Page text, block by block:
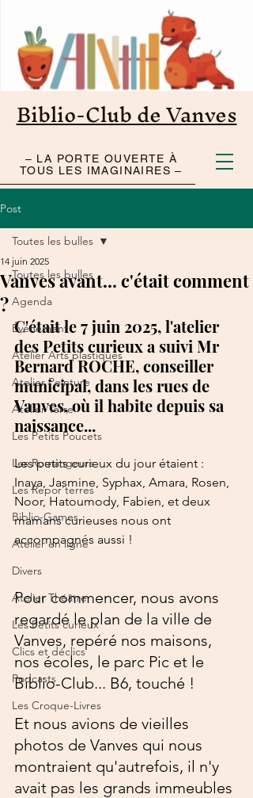
– LA PORTE OUVERTE À
TOUS LES IMAGINAIRES –
Biblio-Club de Vanves
Post
Toutes les bulles
Agenda
Événement
Atelier Arts plastiques
Atelier Peinture
Atelier Terre
Les Petits Poucets
Les Romangeurs
Les Repor'terres
Biblio-Games
Atelier en ligne
Divers
Atelier Théâtre
Les Petits curieux
Clics et déclics
Podcasts
Les Croque-Livres
Toutes les bulles
Vanves avant... c'était comment
?
14 juin 2025
C'était le 7 juin 2025, l'atelier
des Petits curieux a suivi Mr
Bernard ROCHE, conseiller
municipal, dans les rues de
Vanves, où il habite depuis sa
naissance...
Les petits curieux du jour étaient :
Inaya, Jasmine, Syphax, Amara, Rosen,
Noor, Hatoumody, Fabien, et deux
mamans curieuses nous ont
accompagnés aussi !
Pour commencer, nous avons
regardé le plan de la ville de
Vanves, repéré nos maisons,
nos écoles, le parc Pic et le
Biblio-Club... B6, touché !
Et nous avions de vieilles
photos de Vanves qui nous
montraient qu'autrefois, il n'y
avait pas les grands immeubles